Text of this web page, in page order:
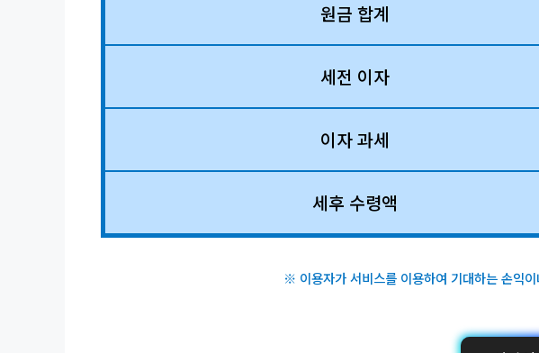
원금 합계
세전 이자
이자 과세
세후 수령액
※ 이용자가 서비스를 이용하여 기대하는 손익